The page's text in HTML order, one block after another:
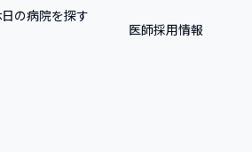
の病院を探す
医師採用情報